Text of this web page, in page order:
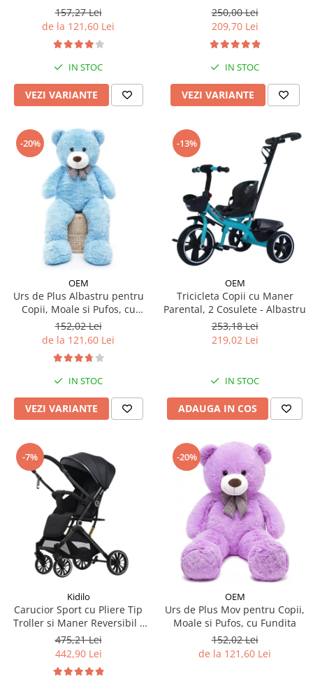
157,27 Lei
de la 121,60 Lei
IN STOC
VEZI VARIANTE
Reglabil - Albastru
250,00 Lei
209,70 Lei
IN STOC
VEZI VARIANTE
-20%
OEM
Urs de Plus Albastru pentru
Copii, Moale si Pufos, cu
Fundita
152,02 Lei
de la 121,60 Lei
IN STOC
VEZI VARIANTE
-13%
OEM
Tricicleta Copii cu Maner
Parental, 2 Cosulete - Albastru
253,18 Lei
219,02 Lei
IN STOC
ADAUGA IN COS
-7%
Kidilo
Carucior Sport cu Pliere Tip
Troller si Maner Reversibil -
Negru
475,21 Lei
442,90 Lei
-20%
OEM
Urs de Plus Mov pentru Copii,
Moale si Pufos, cu Fundita
152,02 Lei
de la 121,60 Lei